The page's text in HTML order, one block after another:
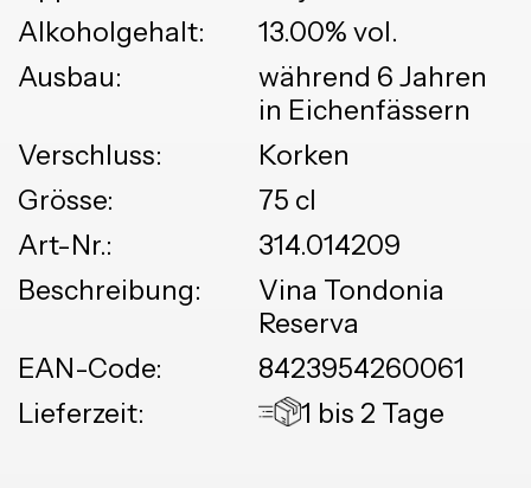
Alkoholgehalt:
13.00% vol.
Ausbau:
während 6 Jahren
in Eichenfässern
Verschluss:
Korken
Grösse:
75 cl
Art-Nr.:
314.014209
Beschreibung:
Vina Tondonia
Reserva
EAN-Code:
8423954260061
Lieferzeit:
1 bis 2 Tage